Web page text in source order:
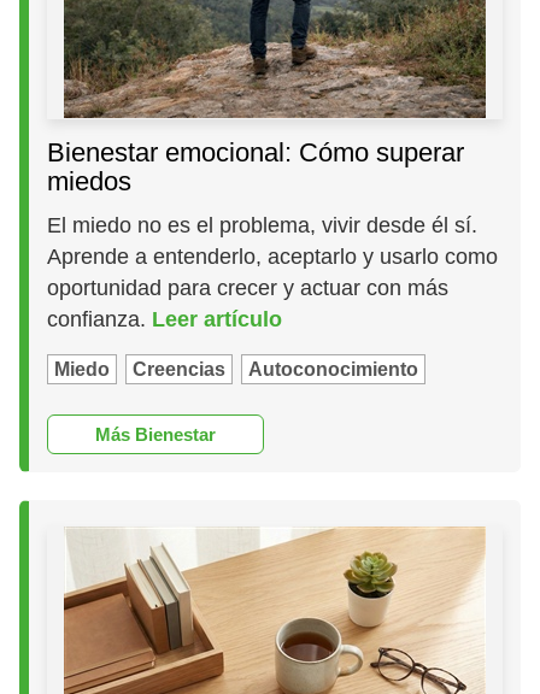
Bienestar emocional: Cómo superar
miedos
El miedo no es el problema, vivir desde él sí.
Aprende a entenderlo, aceptarlo y usarlo como
oportunidad para crecer y actuar con más
confianza. Leer artículo
Miedo Creencias Autoconocimiento
Más Bienestar